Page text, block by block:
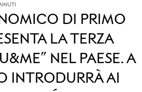
DI PRIMO
LA TERZA
NEL PAESE. A
INTRODURRÀ AI